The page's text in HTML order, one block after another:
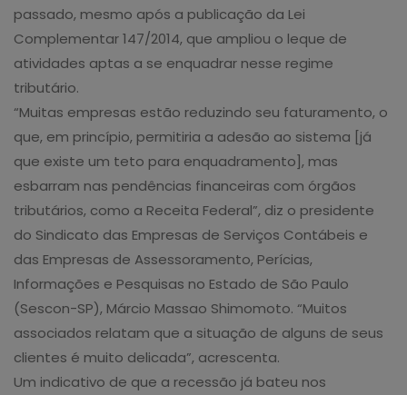
passado, mesmo após a publicação da Lei
Complementar 147/2014, que ampliou o leque de
atividades aptas a se enquadrar nesse regime
tributário.
“Muitas empresas estão reduzindo seu faturamento, o
que, em princípio, permitiria a adesão ao sistema [já
que existe um teto para enquadramento], mas
esbarram nas pendências financeiras com órgãos
tributários, como a Receita Federal”, diz o presidente
do Sindicato das Empresas de Serviços Contábeis e
das Empresas de Assessoramento, Perícias,
Informações e Pesquisas no Estado de São Paulo
(Sescon-SP), Márcio Massao Shimomoto. “Muitos
associados relatam que a situação de alguns de seus
clientes é muito delicada”, acrescenta.
Um indicativo de que a recessão já bateu nos